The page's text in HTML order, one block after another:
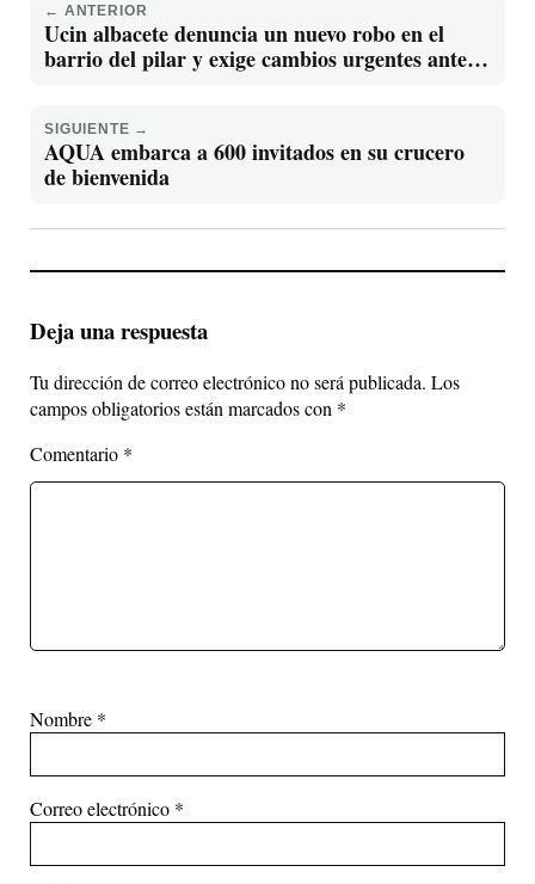
← ANTERIOR
Ucin albacete denuncia un nuevo robo en el
barrio del pilar y exige cambios urgentes ante la
SIGUIENTE →
AQUA embarca a 600 invitados en su crucero
de bienvenida
Deja una respuesta
Tu dirección de correo electrónico no será publicada. Los
campos obligatorios están marcados con *
Comentario *
Nombre *
Correo electrónico *